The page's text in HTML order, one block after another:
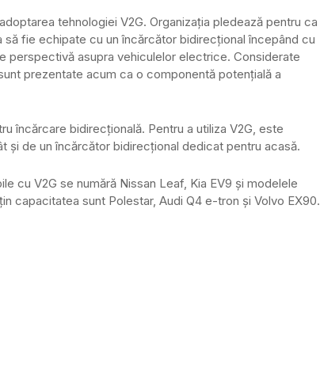
tehnologiei V2G. Organizația pledează pentru ca
fie echipate cu un încărcător bidirecțional începând cu
perspectivă asupra vehiculelor electrice. Considerate
prezentate acum ca o componentă potențială a
încărcare bidirecțională. Pentru a utiliza V2G, este
și de un încărcător bidirecțional dedicat pentru acasă.
cu V2G se numără Nissan Leaf, Kia EV9 și modelele
capacitatea sunt Polestar, Audi Q4 e-tron și Volvo EX90.